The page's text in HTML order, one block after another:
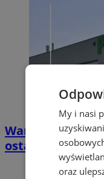
Warsztaty
ostatnie wolne
My i nasi
oraz